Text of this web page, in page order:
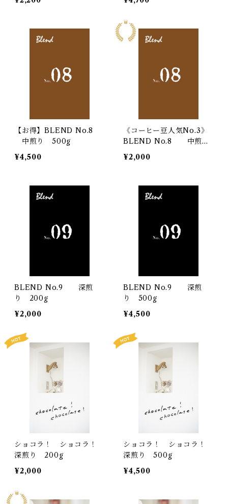
【お得】BLEND No.8
中煎り 500g
¥4,500
《コーヒー豆人気No.3》
BLEND No.8 中煎
り 200g
¥2,000
BLEND No.9 深煎
り 200g
¥2,000
BLEND No.9 深煎
り 500g
¥4,500
ショコラ！ ショコラ！
深煎り 200g
¥2,000
ショコラ！ ショコラ！
深煎り 500g
¥4,500